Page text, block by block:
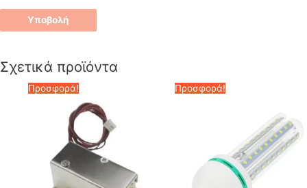
Σχετικά προϊόντα
Προσφορά! Προσφορά!